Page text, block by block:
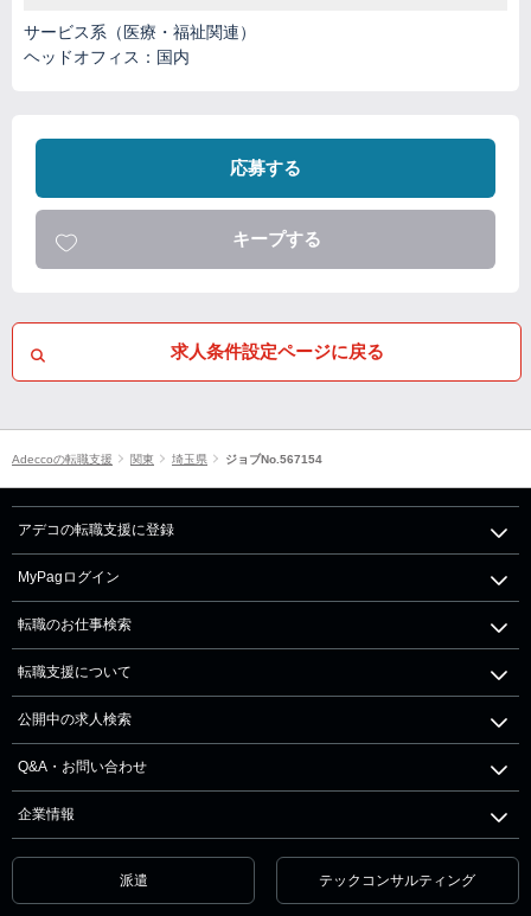
サービス系（医療・福祉関連）
ヘッドオフィス：国内
応募する
キープする
求人条件設定ページに戻る
Adeccoの転職支援 関東 埼玉県 ジョブNo.567154
アデコの転職支援に登録
MyPagログイン
転職のお仕事検索
転職支援について
公開中の求人検索
Q&A・お問い合わせ
企業情報
派遣 テックコンサルティング